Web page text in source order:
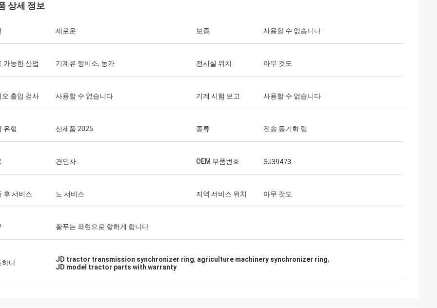
상세 정보
새로운 보증 사용할 수 없습니다
가능한 산업 기계류 정비소, 농가 전시실 위치 아무 것도
오 출입 검사 사용할 수 없습니다 기계 시험 보고 사용할 수 없습니다
유형 신제품 2025 종류 전송 동기화 링
견인차 OEM 부품번호 SJ39473
후 서비스 노 서비스 지역 서비스 위치 아무 것도
황푸는 좌현으로 향하게 합니다
하다 JD tractor transmission synchronizer ring, agriculture machinery synchronizer ring,
JD model tractor parts with warranty